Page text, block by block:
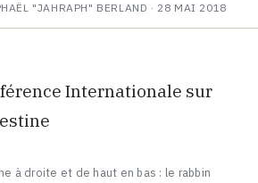
"JAHRAPH" BERLAND · 28 MAI 2018
à droite et de haut en bas : le rabbin